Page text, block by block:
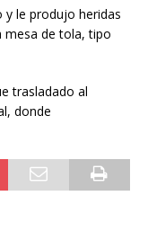
y le produjo heridas
mesa de tola, tipo
trasladado al
donde